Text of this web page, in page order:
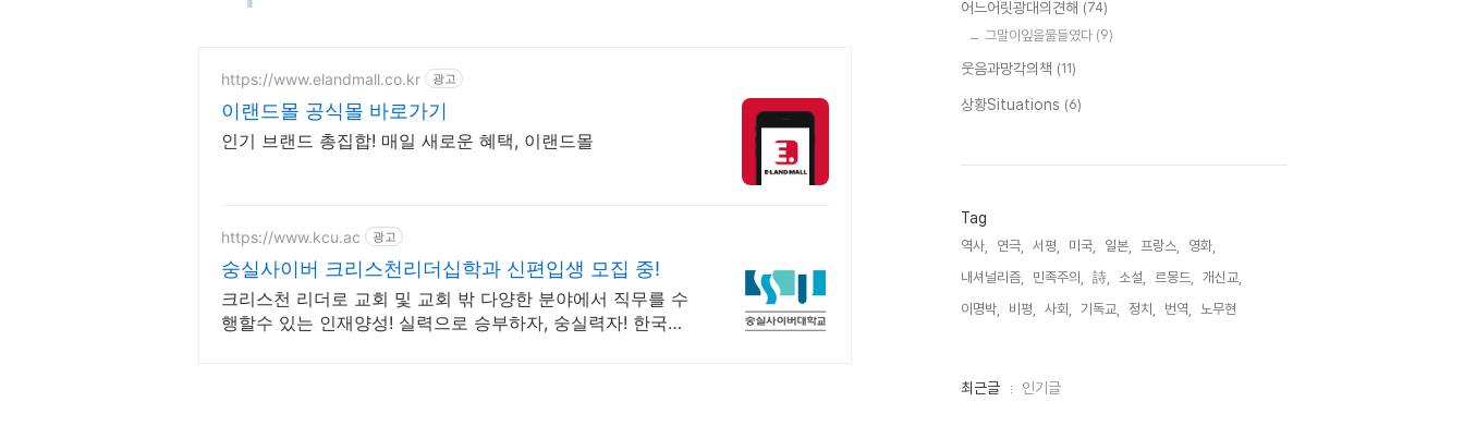
https://www.elandmall.co.kr 광고
이랜드몰 공식몰 바로가기
인기 브랜드 총집합! 매일 새로운 혜택, 이랜드몰
https://www.kcu.ac 광고
숭실사이버 크리스천리더십학과 신편입생 모집 중!
크리스천 리더로 교회 및 교회 밖 다양한 분야에서 직무를 수
행할수 있는 인재양성! 실력으로 승부하자, 숭실력자! 한국최
어느어릿광대의견해 (74)
그말이잎을물들였다 (9)
웃음과망각의책 (11)
상황Situations (6)
Tag
역사, 연극, 서평, 미국, 일본, 프랑스,
영화,
내셔널리즘,
민족주의, 詩, 소설, 르몽드,
개신교,
이명박,
비평, 사회, 기독교, 정치, 번역, 노무현,
최
최근글 인기글